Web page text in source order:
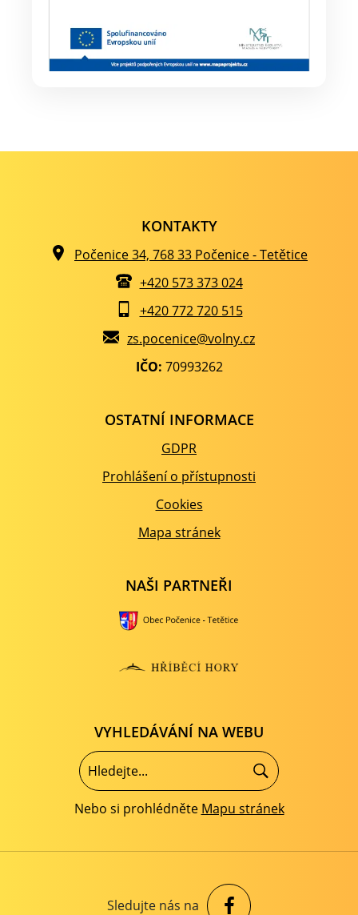
KONTAKTY
Počenice 34, 768 33 Počenice - Tetětice
+420 573 373 024
+420 772 720 515
zs.pocenice@volny.cz
IČO: 70993262
OSTATNÍ INFORMACE
GDPR
Prohlášení o přístupnosti
Cookies
Mapa stránek
NAŠI PARTNEŘI
VYHLEDÁVÁNÍ NA WEBU
Nebo si prohlédněte Mapu stránek
Sledujte nás na